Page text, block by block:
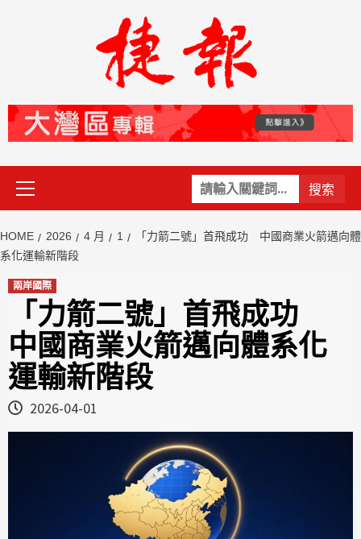
關
鍵
Primary
Menu
HOME 2026 4 月 1
「力箭二號」首飛成功 中國商業火箭邁向體
系化運輸新階段
兩岸國際
「力箭二號」首飛成功
中國商業火箭邁向體系化
運輸新階段
2026-04-01